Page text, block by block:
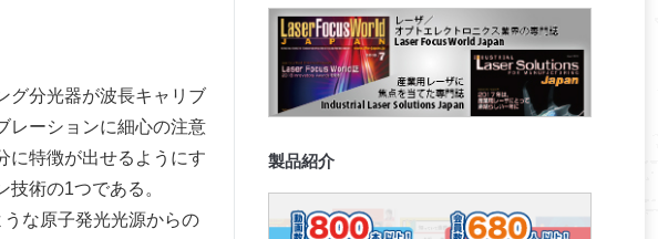
グ分光器が波長キャリブ
レーションに細心の注意
に特徴が出せるようにす
術の1つである。
な原子発光光源からの
製品紹介